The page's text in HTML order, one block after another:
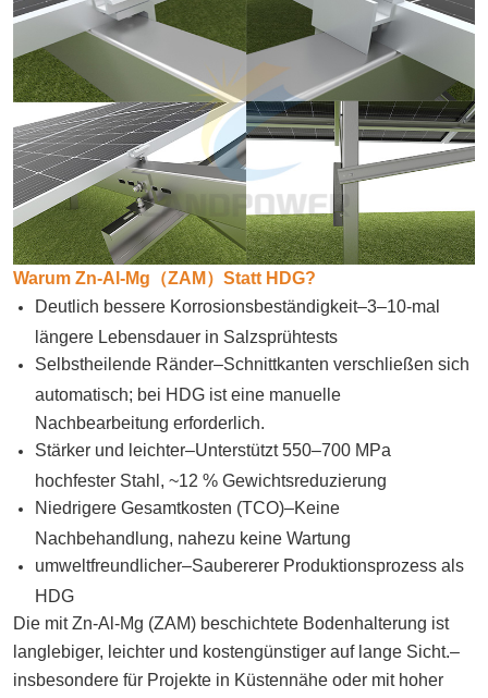
Warum Zn-Al-Mg （ZAM ） Statt HDG?
Deutlich bessere Korrosionsbeständigkeit–3–10-mal
längere Lebensdauer in Salzsprühtests
Selbstheilende Ränder–Schnittkanten verschließen sich
automatisch; bei HDG ist eine manuelle
Nachbearbeitung erforderlich.
Stärker und leichter–Unterstützt 550–700 MPa
hochfester Stahl, ~12 % Gewichtsreduzierung
Niedrigere Gesamtkosten (TCO)–Keine
Nachbehandlung, nahezu keine Wartung
umweltfreundlicher–Saubererer Produktionsprozess als
HDG
Die mit Zn-Al-Mg (ZAM) beschichtete Bodenhalterung ist
langlebiger, leichter und kostengünstiger auf lange Sicht.–
insbesondere für Projekte in Küstennähe oder mit hoher